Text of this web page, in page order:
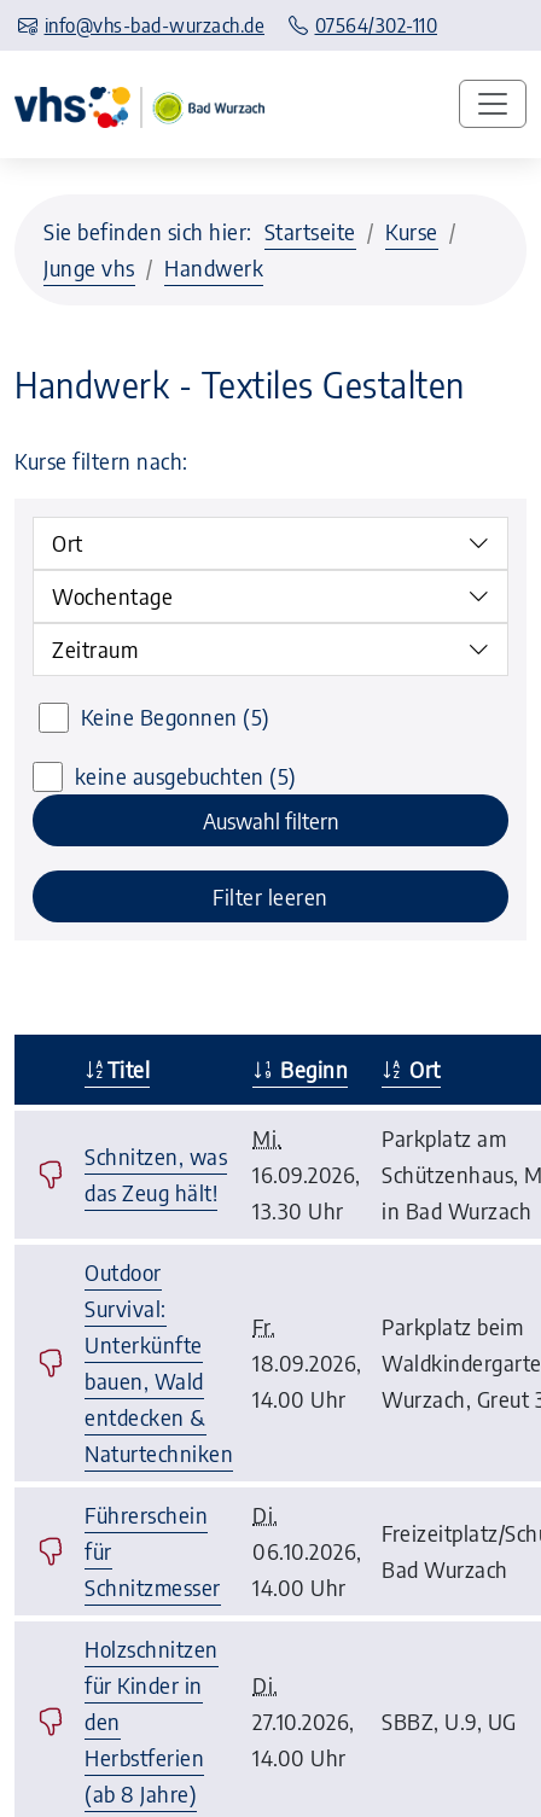
info@vhs-bad-wurzach.de 07564/302-110
Sie befinden sich hier: Startseite
Kurse
Junge vhs
Handwerk
Handwerk - Textiles Gestalten
Kurse filtern nach:
Ort
Wochentage
Zeitraum
Keine Begonnen (5)
keine ausgebuchten (5)
Auswahl filtern
Filter leeren
Titel Beginn Ort
Schnitzen, was
das Zeug hält!
Mi.
16.09.2026,
13.30 Uhr
Parkplatz am
Schützenhaus,
in Bad Wurzach
Outdoor
Survival:
Unterkünfte
bauen, Wald
entdecken &
Naturtechniken
Fr.
18.09.2026,
14.00 Uhr
Parkplatz beim
Wurzach, Greut
Führerschein
für
Schnitzmesser
Di.
06.10.2026,
14.00 Uhr
Freizeitplatz/
Bad Wurzach
Holzschnitzen
für Kinder in
den
Herbstferien
(ab 8 Jahre)
Di.
27.10.2026,
14.00 Uhr
SBBZ, U.9, UG